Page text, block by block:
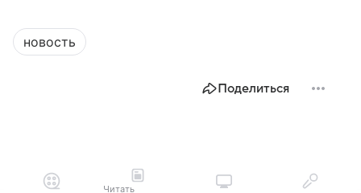
новость
Поделиться
Читать